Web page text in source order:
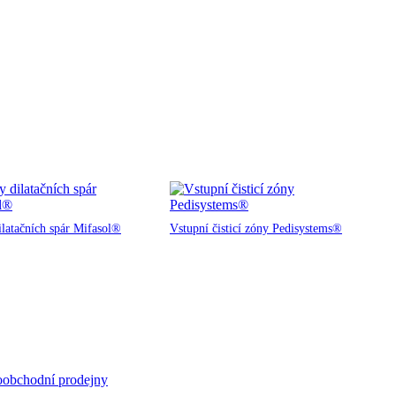
spár Mifasol® Vstupní čisticí zóny Pedisystems®